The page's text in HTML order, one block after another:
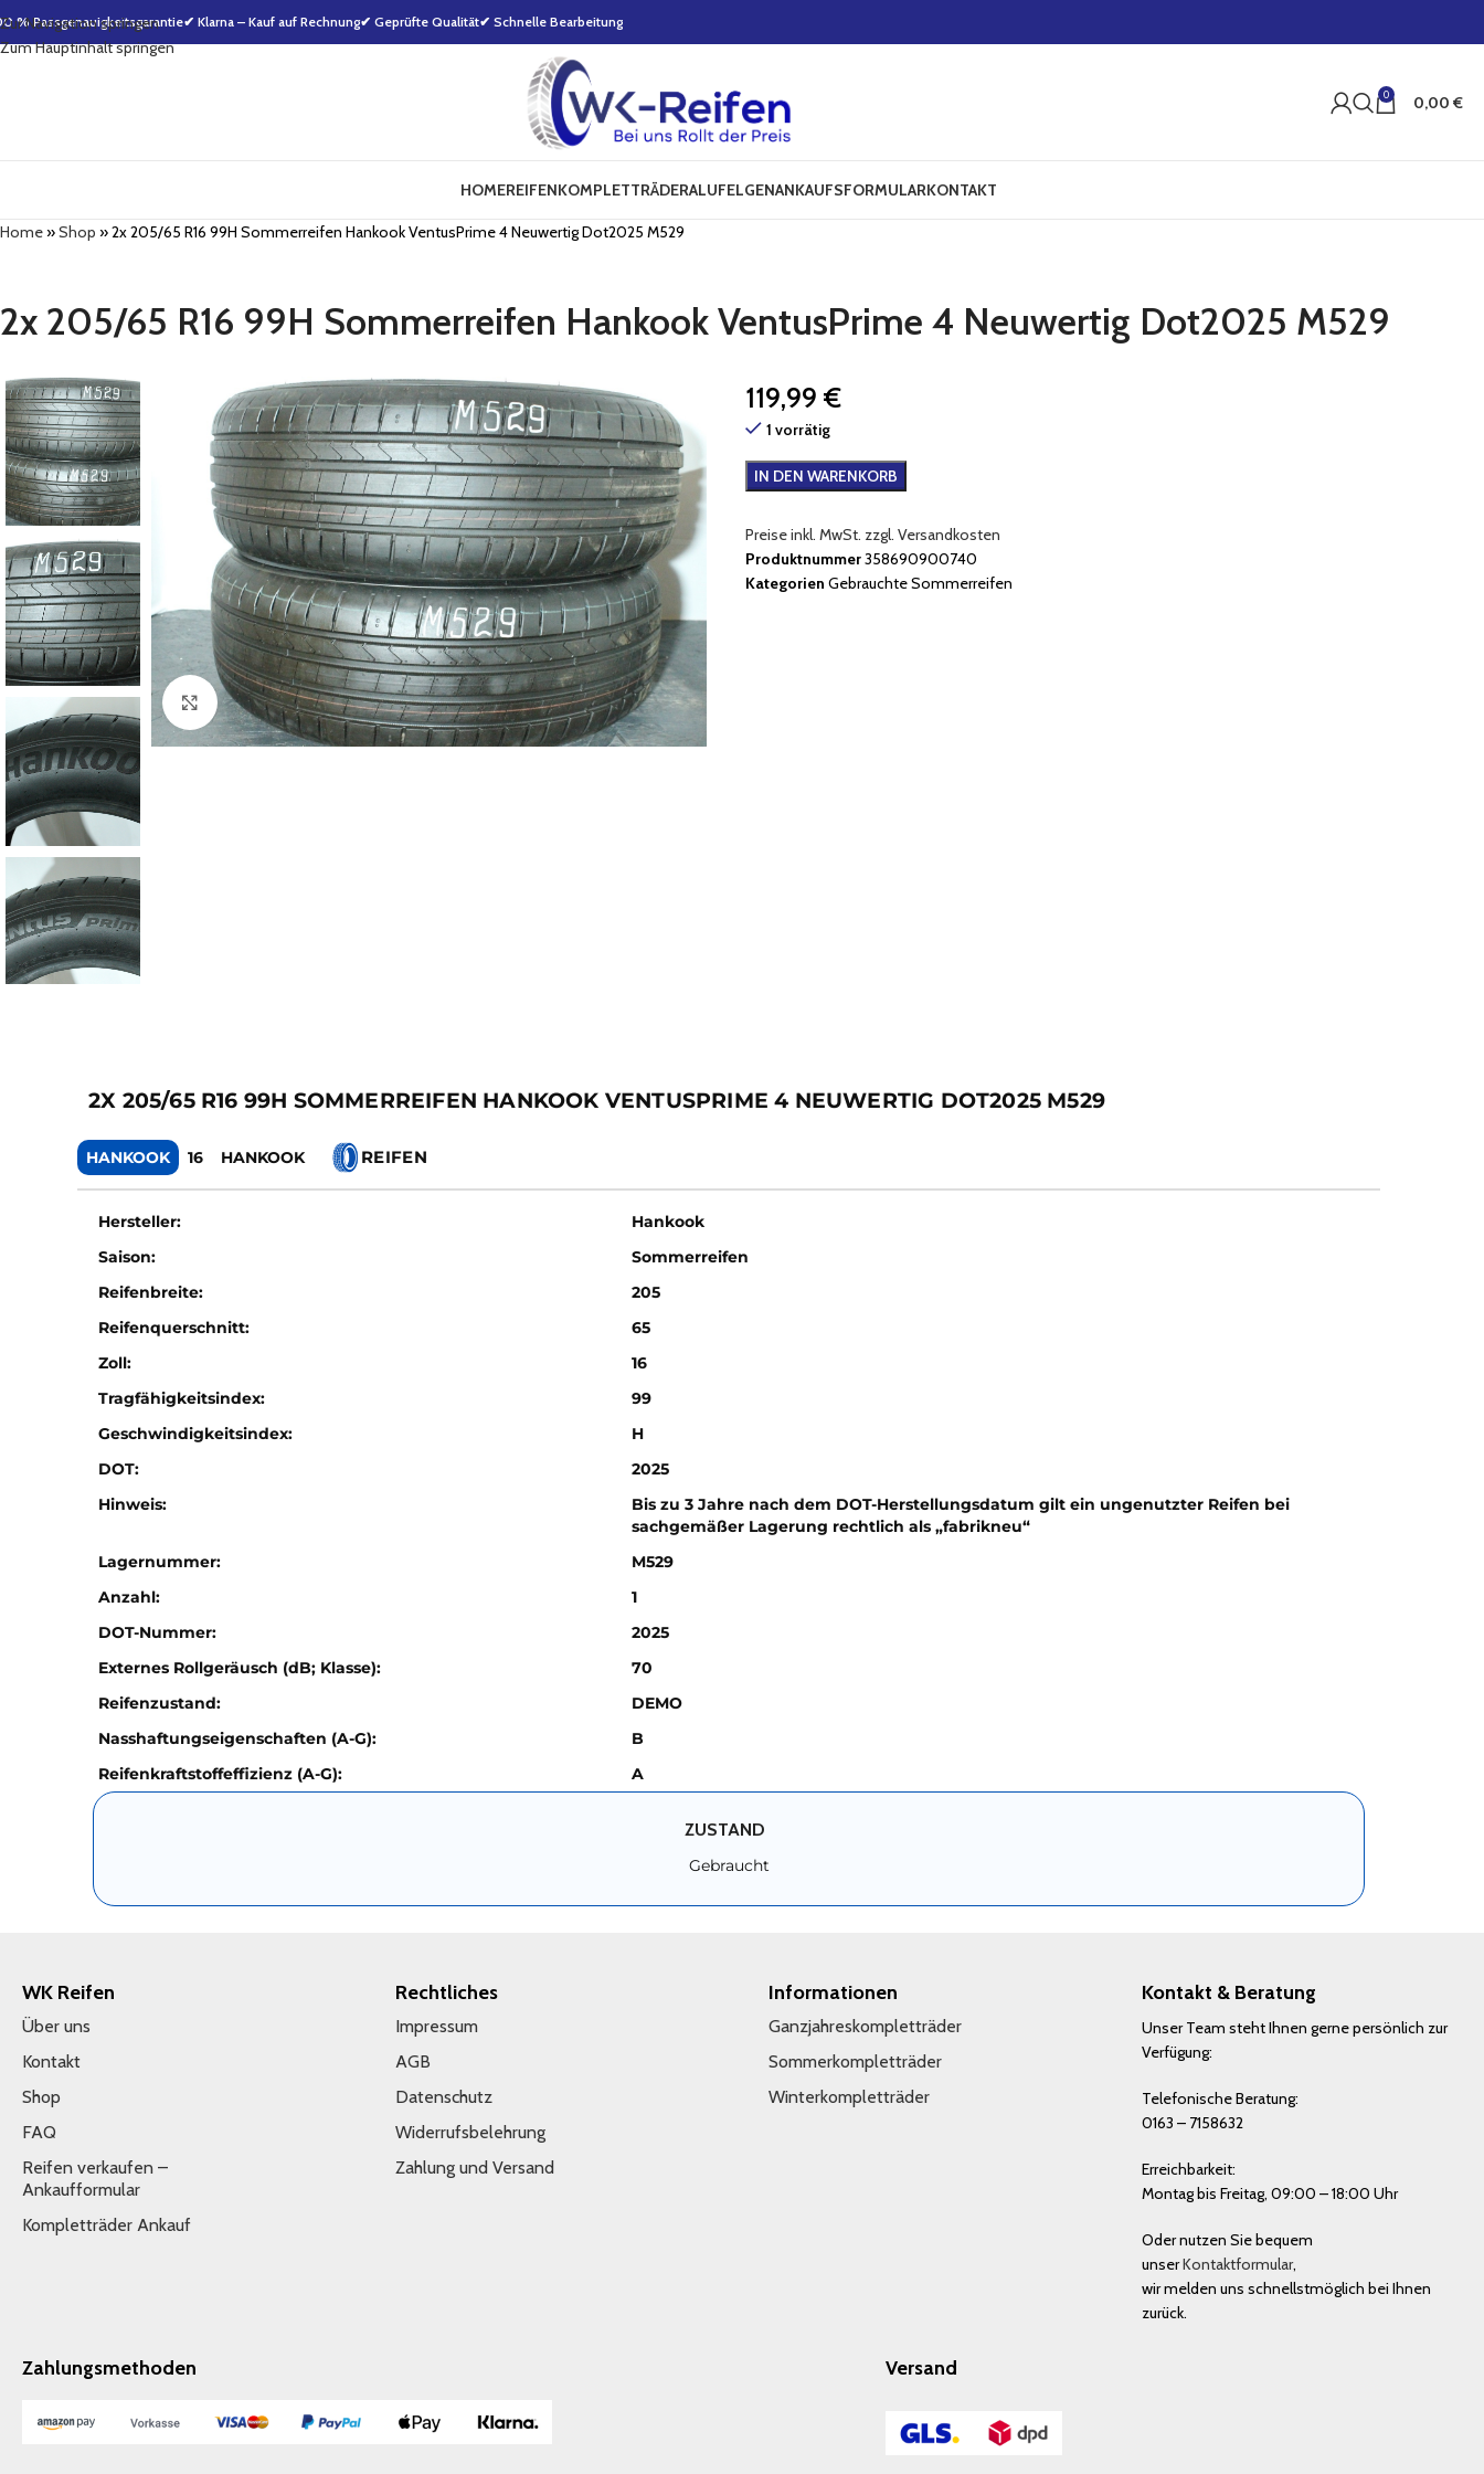
Zur Navigation springen
Zum Hauptinhalt springen
% Passgenauigkeitsgarantie✔ Klarna – Kauf auf Rechnung✔ Geprüfte Qualität✔ Schnelle Bearbeitung
0 0,00 €
HOMEREIFENKOMPLETTRÄDERALUFELGENANKAUFSFORMULARKONTAKT
Home»Shop »2x 205/65 R16 99H Sommerreifen Hankook VentusPrime 4 Neuwertig Dot2025 M529
2x 205/65 R16 99H Sommerreifen Hankook VentusPrime 4 Neuwertig Dot2025 M529
Zum Vergrößern klicken
119,99 €
1 vorrätig
IN DEN WARENKORB
Preise inkl. MwSt. zzgl. Versandkosten
Produktnummer358690900740
Kategorien Gebrauchte Sommerreifen
2X 205/65 R16 99H SOMMERREIFEN HANKOOK VENTUSPRIME 4 NEUWERTIG DOT2025 M529
HANKOOK 16 HANKOOK REIFEN
Hersteller:
Hankook
Saison:
Sommerreifen
Reifenbreite:
205
Reifenquerschnitt:
65
Zoll:
16
Tragfähigkeitsindex:
99
Geschwindigkeitsindex:
H
DOT:
2025
Hinweis:
Bis zu 3 Jahre nach dem DOT-Herstellungsdatum gilt ein ungenutzter Reifen bei
sachgemäßer Lagerung rechtlich als „fabrikneu“
Lagernummer:
M529
Anzahl:
1
DOT-Nummer:
2025
Externes Rollgeräusch (dB; Klasse):
70
Reifenzustand:
DEMO
Nasshaftungseigenschaften (A-G):
B
Reifenkraftstoffeffizienz (A-G):
A
ZUSTAND
Gebraucht
WK Reifen
Über uns
Kontakt
Shop
FAQ
Reifen verkaufen –
Ankaufformular
Kompletträder Ankauf
Rechtliches
Impressum
AGB
Datenschutz
Widerrufsbelehrung
Zahlung und Versand
Informationen
Ganzjahreskompletträder
Sommerkompletträder
Winterkompletträder
Kontakt & Beratung
Unser Team steht Ihnen gerne persönlich zur
Verfügung:
Telefonische Beratung:
0163 – 7158632
Erreichbarkeit:
Montag bis Freitag, 09:00 – 18:00 Uhr
Oder nutzen Sie bequem
unserKontaktformular,
wir melden uns schnellstmöglich bei Ihnen
zurück.
Zahlungsmethoden Versand